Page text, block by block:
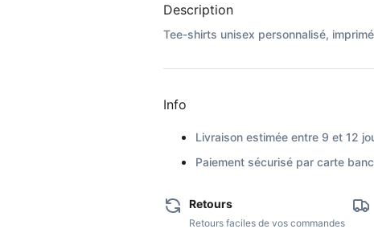
Description
Tee-shirts unisex personnalisé, imprimé
Info
Livraison estimée entre 9 et 12
Paiement sécurisé par carte
Retours
Retours faciles de vos commandes